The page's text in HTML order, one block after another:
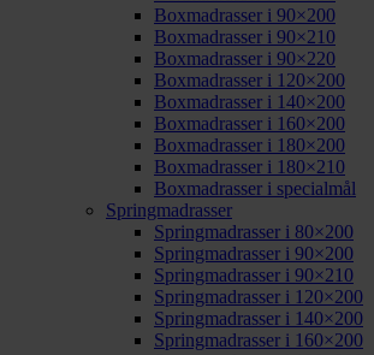
Boxmadrasser i 90×200
Boxmadrasser i 90×210
Boxmadrasser i 90×220
Boxmadrasser i 120×200
Boxmadrasser i 140×200
Boxmadrasser i 160×200
Boxmadrasser i 180×200
Boxmadrasser i 180×210
Boxmadrasser i specialmål
Springmadrasser
Springmadrasser i 80×200
Springmadrasser i 90×200
Springmadrasser i 90×210
Springmadrasser i 120×200
Springmadrasser i 140×200
Springmadrasser i 160×200